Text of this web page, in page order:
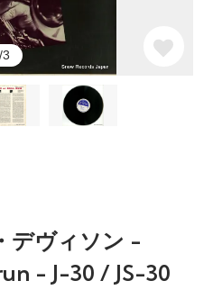
3
デヴィソン -
- J-30 / JS-30